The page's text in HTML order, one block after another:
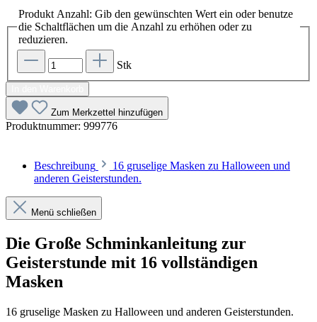
Produkt Anzahl: Gib den gewünschten Wert ein oder benutze
die Schaltflächen um die Anzahl zu erhöhen oder zu
reduzieren.
Stk
Zum Merkzettel hinzufügen
Produktnummer: 999776
Beschreibung
16 gruselige Masken zu Halloween und
anderen Geisterstunden.
Menü schließen
Die Große Schminkanleitung zur
Geisterstunde mit 16 vollständigen
Masken
16 gruselige Masken zu Halloween und anderen Geisterstunden.